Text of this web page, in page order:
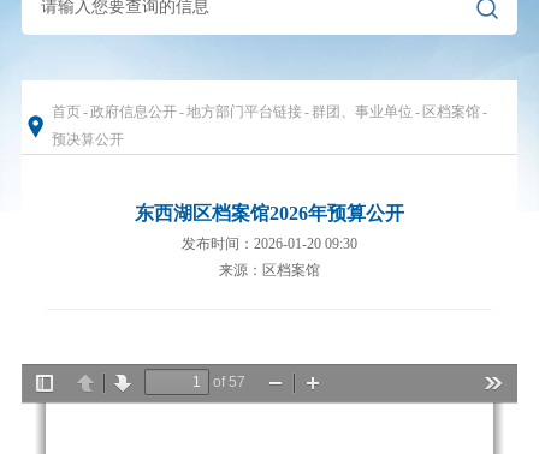
首页-政府信息公开-地方部门平台链接- 群团、事业单位 - 区档案馆-
预决算公开
东西湖区档案馆2026年预算公开
发布时间：2026-01-20 09:30
来源：区档案馆